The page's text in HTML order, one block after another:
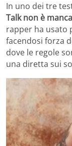
In uno dei tre
Talk non è
rapper ha usato
facendosi forza
dove le regole
una diretta sui